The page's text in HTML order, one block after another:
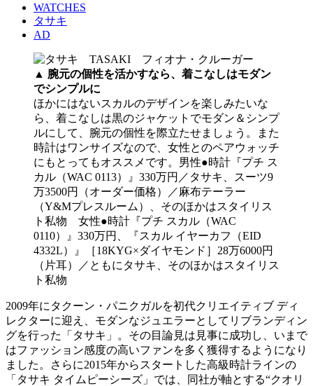
WATCHES
タサキ
AD
▲ 腕元の個性を活かすなら、着こなしはモダン
でシンプルに
ほかにはないスカルのデザインを楽しみたいな
ら、着こなしは黒のジャケットでモダン＆シンプ
ルにして、腕元の個性を際立たせましょう。また
時計はワンサイズなので、女性とのペアウォッチ
にもとってもオススメです。男性●時計『プチ ス
カル（WAC 0113）』330万円／タサキ、スーツ9
万3500円（オーダー価格）／麻布テーラー
（Y&Mプレスルーム）、そのほかはスタイリス
ト私物 女性●時計『プチ スカル（WAC
0110）』330万円、『スカル イヤーカフ（EID
4332L）』［18KYG×ダイヤモンド］28万6000円
（片耳）／ともにタサキ、そのほかはスタイリス
ト私物
2009年にタクーン・パニクガルを初代クリエイティブ ディ
レクターに迎え、モダンなジュエラーとしてリブランディン
グを行った「タサキ」。その目論見は見事に成功し、いまで
はファッション感度の高いファンを多く獲得するようになり
ました。さらに2015年からスタートした高級時計ラインの
「タサキ タイムピーシーズ」では、同社が軸とする“クオリ